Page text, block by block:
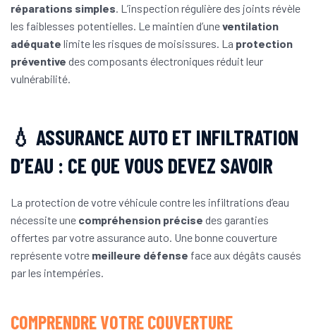
réparations simples . L’inspection régulière des joints révèle
les faiblesses potentielles. Le maintien d’uneventilation
adéquate limite les risques de moisissures. La protection
préventive des composants électroniques réduit leur
vulnérabilité.
💧 ASSURANCE AUTO ET INFILTRATION
D’EAU : CE QUE VOUS DEVEZ SAVOIR
La protection de votre véhicule contre les infiltrations d’eau
nécessite une compréhension précise des garanties
offertes par votre assurance auto. Une bonne couverture
représente votre meilleure défense face aux dégâts causés
par les intempéries.
COMPRENDRE VOTRE COUVERTURE